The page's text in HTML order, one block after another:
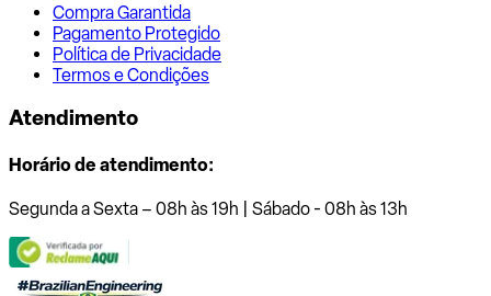
Compra Garantida
Pagamento Protegido
Política de Privacidade
Termos e Condições
Atendimento
Horário de atendimento:
Segunda a Sexta – 08h às 19h | Sábado - 08h às 13h